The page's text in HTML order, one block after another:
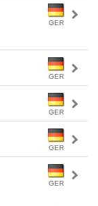
GER
GER
GER
GER
GER